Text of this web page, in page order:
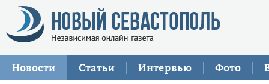
Новости Статьи Интервью Фото